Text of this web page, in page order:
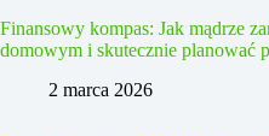
Finansowy kompas: Jak mądrze
domowym i skutecznie planować
2 marca 2026